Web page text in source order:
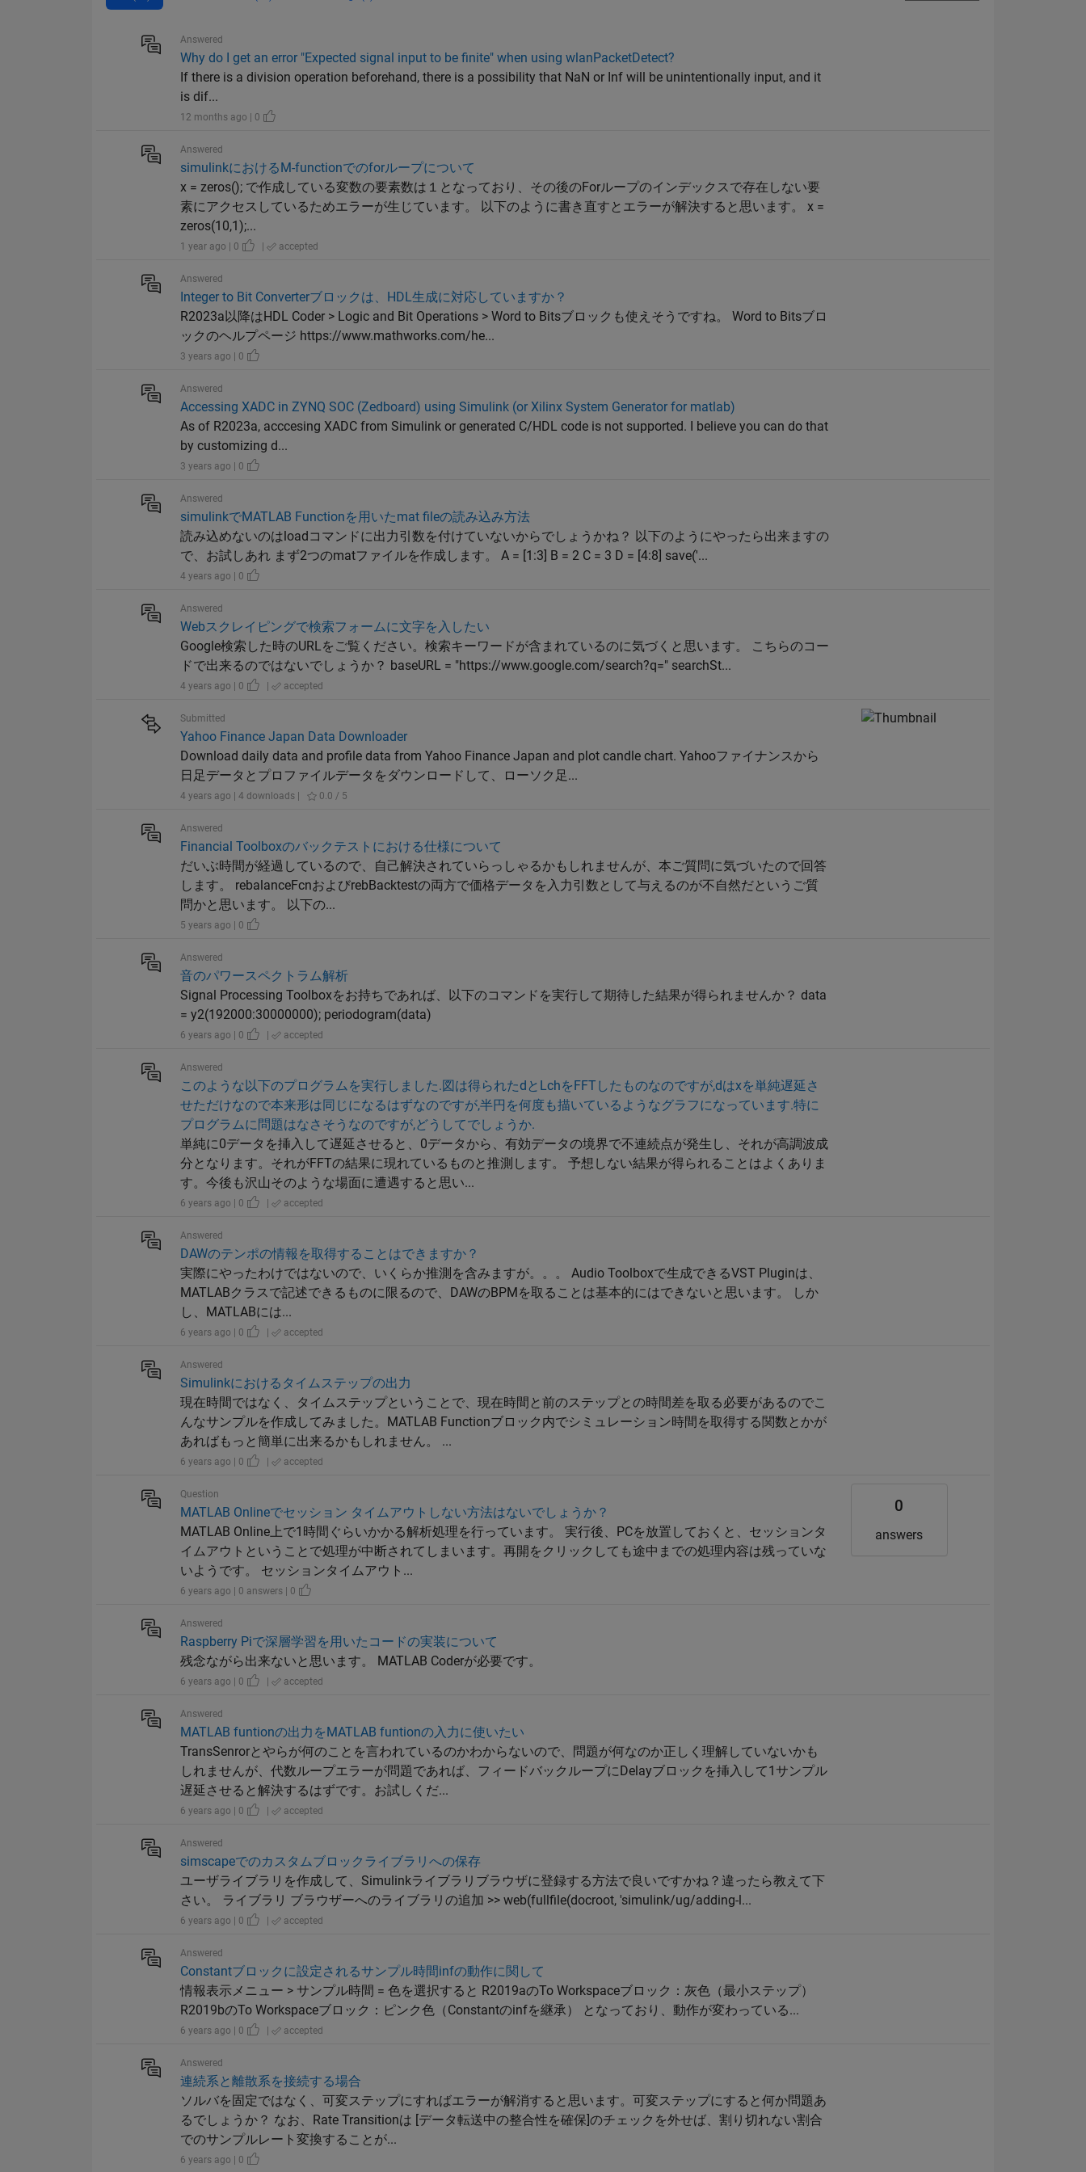
Answered
Why do I get an error "Expected signal input to be finite" when using wlanPacketDetect?
If there is a division operation beforehand, there is a possibility that NaN or Inf will be unintentionally input, and it
is dif...
12 months ago | 0
Answered
simulinkにおけるM-functionでのforループについて
x = zeros(); で作成している変数の要素数は１となっており、その後のForループのインデックスで存在しない要
素にアクセスしているためエラーが生じています。 以下のように書き直すとエラーが解決すると思います。 x =
zeros(10,1);...
1 year ago | 0 | accepted
Answered
Integer to Bit Converterブロックは、HDL生成に対応していますか？
R2023a以降はHDL Coder > Logic and Bit Operations > Word to Bitsブロックも使えそうですね。 Word to Bitsブロ
ックのヘルプページ https://www.mathworks.com/he...
3 years ago | 0
Answered
Accessing XADC in ZYNQ SOC (Zedboard) using Simulink (or Xilinx System Generator for matlab)
As of R2023a, acccesing XADC from Simulink or generated C/HDL code is not supported. I believe you can do that
by customizing d...
3 years ago | 0
Answered
simulinkでMATLAB Functionを用いたmat fileの読み込み方法
読み込めないのはloadコマンドに出力引数を付けていないからでしょうかね？ 以下のようにやったら出来ますの
で、お試しあれ まず2つのmatファイルを作成します。 A = [1:3] B = 2 C = 3 D = [4:8] save('...
4 years ago | 0
Answered
Webスクレイピングで検索フォームに文字を入したい
Google検索した時のURLをご覧ください。検索キーワードが含まれているのに気づくと思います。 こちらのコー
ドで出来るのではないでしょうか？ baseURL = "https://www.google.com/search?q=" searchSt...
4 years ago | 0 | accepted
Submitted
Yahoo Finance Japan Data Downloader
Download daily data and profile data from Yahoo Finance Japan and plot candle chart. Yahooファイナンスから
日足データとプロファイルデータをダウンロードして、ローソク足...
4 years ago | 4 downloads | 0.0 / 5
Answered
Financial Toolboxのバックテストにおける仕様について
だいぶ時間が経過しているので、自己解決されていらっしゃるかもしれませんが、本ご質問に気づいたので回答
します。 rebalanceFcnおよびrebBacktestの両方で価格データを入力引数として与えるのが不自然だというご質
問かと思います。 以下の...
5 years ago | 0
Answered
音のパワースペクトラム解析
Signal Processing Toolboxをお持ちであれば、以下のコマンドを実行して期待した結果が得られませんか？ data
= y2(192000:30000000); periodogram(data)
6 years ago | 0 | accepted
Answered
このような以下のプログラムを実行しました.図は得られたdとLchをFFTしたものなのですが,dはxを単純遅延さ
せただけなので本来形は同じになるはずなのですが,半円を何度も描いているようなグラフになっています.特に
プログラムに問題はなさそうなのですが,どうしてでしょうか.
単純に0データを挿入して遅延させると、0データから、有効データの境界で不連続点が発生し、それが高調波成
分となります。それがFFTの結果に現れているものと推測します。 予想しない結果が得られることはよくありま
す。今後も沢山そのような場面に遭遇すると思い...
6 years ago | 0 | accepted
Answered
DAWのテンポの情報を取得することはできますか？
実際にやったわけではないので、いくらか推測を含みますが。。。 Audio Toolboxで生成できるVST Pluginは、
MATLABクラスで記述できるものに限るので、DAWのBPMを取ることは基本的にはできないと思います。 しか
し、MATLABには...
6 years ago | 0 | accepted
Answered
Simulinkにおけるタイムステップの出力
現在時間ではなく、タイムステップということで、現在時間と前のステップとの時間差を取る必要があるのでこ
んなサンプルを作成してみました。MATLAB Functionブロック内でシミュレーション時間を取得する関数とかが
あればもっと簡単に出来るかもしれません。 ...
6 years ago | 0 | accepted
Question
MATLAB Onlineでセッション タイムアウトしない方法はないでしょうか？
MATLAB Online上で1時間ぐらいかかる解析処理を行っています。 実行後、PCを放置しておくと、セッションタ
イムアウトということで処理が中断されてしまいます。再開をクリックしても途中までの処理内容は残っていな
いようです。 セッションタイムアウト...
6 years ago | 0 answers | 0
0
answers
Answered
Raspberry Piで深層学習を用いたコードの実装について
残念ながら出来ないと思います。 MATLAB Coderが必要です。
6 years ago | 0 | accepted
Answered
MATLAB funtionの出力をMATLAB funtionの入力に使いたい
TransSenrorとやらが何のことを言われているのかわからないので、問題が何なのか正しく理解していないかも
しれませんが、代数ループエラーが問題であれば、フィードバックループにDelayブロックを挿入して1サンプル
遅延させると解決するはずです。お試しくだ...
6 years ago | 0 | accepted
Answered
simscapeでのカスタムブロックライブラリへの保存
ユーザライブラリを作成して、Simulinkライブラリブラウザに登録する方法で良いですかね？違ったら教えて下
さい。 ライブラリ ブラウザーへのライブラリの追加 >> web(fullfile(docroot, 'simulink/ug/adding-l...
6 years ago | 0 | accepted
Answered
Constantブロックに設定されるサンプル時間infの動作に関して
情報表示メニュー > サンプル時間 = 色を選択すると R2019aのTo Workspaceブロック：灰色（最小ステップ）
R2019bのTo Workspaceブロック：ピンク色（Constantのinfを継承） となっており、動作が変わっている...
6 years ago | 0 | accepted
Answered
連続系と離散系を接続する場合
ソルバを固定ではなく、可変ステップにすればエラーが解消すると思います。可変ステップにすると何か問題あ
るでしょうか？ なお、Rate Transitionは [データ転送中の整合性を確保]のチェックを外せば、割り切れない割合
でのサンプルレート変換することが...
6 years ago | 0